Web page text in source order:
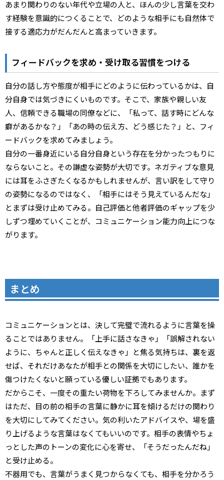
あまり関わりのない年代や立場の人と、ほんの少し言葉を交わ
す経験を意識的につくることで、どのような相手にも自然体で
接する適応力がだんだんと高まっていきます。
フィードバックを求め・受け取る習慣をつける
自分の話し方や態度が相手にどのように伝わっているかは、自
分自身では気づきにくいものです。そこで、家族や親しい友
人、信頼できる職場の同僚などに、「私って、話す時にどんな
癖があるかな？」「あの時の伝え方、どう感じた？」と、フィ
ードバックを求めてみましょう。
自分の一番身近にいる自分自身という存在を分かったつもりに
ならないこと。その謙虚な姿勢が大切です。ネガティブな意見
には耳をふさぎたくなるかもしれませんが、言い訳をして守り
の姿勢になるのではなく、「相手にはそう見えているんだな」
とまずは受け止めてみる。自己評価と他者評価のギャップを少
しずつ埋めていくことが、コミュニケーション能力向上につな
がります。
まとめ
コミュニケーションとは、決して完璧で流れるように言葉を操
ることではありません。「上手に話さなきゃ」「誤解されない
ように、ちゃんと正しく伝えなきゃ」と焦る気持ちは、裏を返
せば、それだけあなたが相手との関係を大切にしたい、誰かを
傷つけたくないと願っている優しい証拠でもあります。
だからこそ、一度その重たい荷物を下ろしてみませんか。まず
はただ、目の前の相手の言葉に静かに耳を傾けるだけの関わり
を大切にしてみてください。気の利いたアドバイスや、場を盛
り上げるような言葉はなくてもいいのです。相手の表情やちょ
っとした声のトーンの変化に心を寄せ、「そうだったんだね」
と受け止める。
不器用でも、言葉がうまく見つからなくても、相手を分かろう